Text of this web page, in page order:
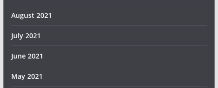
August 2021
July 2021
June 2021
May 2021